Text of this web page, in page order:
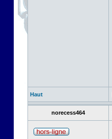
Haut
norecess464